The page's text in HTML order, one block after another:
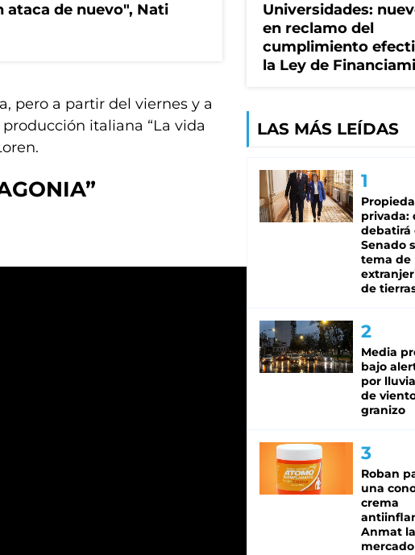
ataca de nuevo", Nati
pero a partir del viernes y a
italiana “La vida
Universidades:
en reclamo del
cumplimiento
la Ley de
LAS MÁS LEÍDAS
privada:
debatirá
Senado
tema de
de
Media
bajo
por
de
granizo
Roban
una
crema
Anmat
mercado